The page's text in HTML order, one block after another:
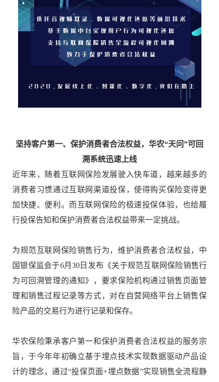
坚持客户第一、保护消费者合法权益， 华农“天问”可回
溯系统迅速上线
近年来，随着互联网保险发展驶入快车道，越来越多的
消费者习惯通过互联网渠道投保，使得购买保险变得更
加快捷、便利。而互联网保险的极速投保体验，也给履
行投保告知和保护消费者合法权益带来一定挑战。
为规范互联网保险销售行为，维护消费者合法权益，中
国银保监会于6月 30 日发布《关于规范互联网保险销售行
为可回溯管理的通知》，要求保险机构通过销售页面管
理和销售过程记录等方式，对在自营网络平台上销售保
险产品的交易行为进行记录和保存。
华农保险秉承客户第一和保护消费者合法权益的服务宗
旨，于今年年初确立基于埋点技术实现数据驱动产品设
计的理念，通过“投保页面+埋点数据”实现销售全流程静